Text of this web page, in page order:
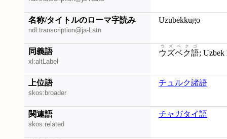
名称/タイトルのローマ字読み
ndl:transcription@ja-Latn
Uzubekkugo
同義語
xl:altLabel
ウズベク語
ウズベクゴ
;
上位語
skos:broader
チュルク諸語
関連語
skos:related
チャガタイ語